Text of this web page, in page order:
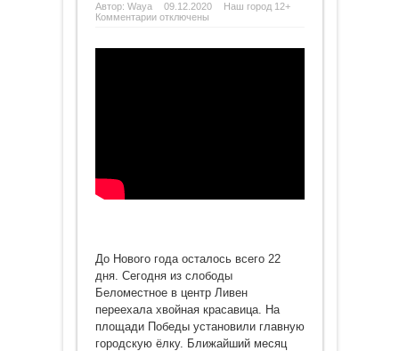
Автор: Waya 09.12.2020
Наш город 12+
Комментариик
С
отключены
До Нового года осталось всего 22
дня. Сегодня из слободы
Беломестное в центр Ливен
переехала хвойная красавица. На
площади Победы установили главную
городскую ёлку. Ближайший месяц